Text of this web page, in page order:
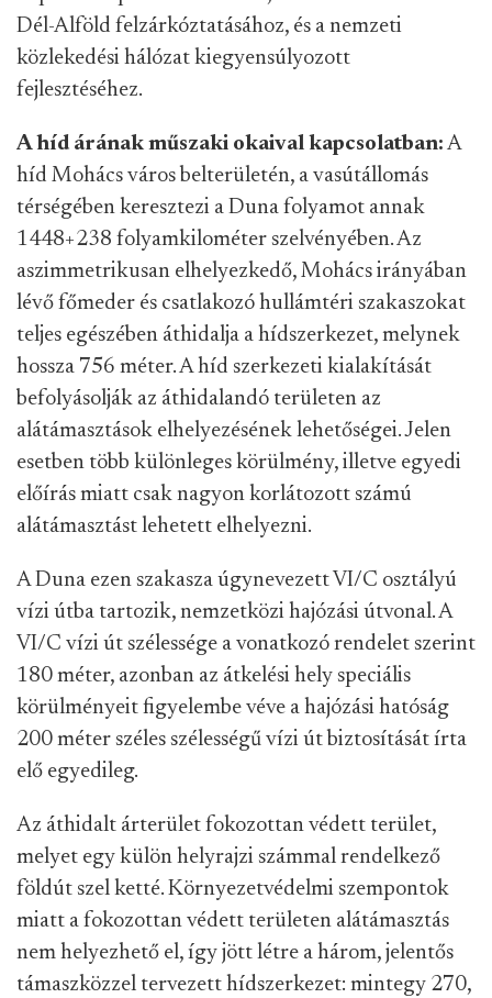
Dél-Alföld felzárkóztatásához, és a nemzeti
közlekedési hálózat kiegyensúlyozott
fejlesztéséhez.
A híd árának műszaki okaival kapcsolatban: A
híd Mohács város belterületén, a vasútállomás
térségében keresztezi a Duna folyamot annak
1448+238 folyamkilométer szelvényében. Az
aszimmetrikusan elhelyezkedő, Mohács irányában
lévő főmeder és csatlakozó hullámtéri szakaszokat
teljes egészében áthidalja a hídszerkezet, melynek
hossza 756 méter. A híd szerkezeti kialakítását
befolyásolják az áthidalandó területen az
alátámasztások elhelyezésének lehetőségei. Jelen
esetben több különleges körülmény, illetve egyedi
előírás miatt csak nagyon korlátozott számú
alátámasztást lehetett elhelyezni.
A Duna ezen szakasza úgynevezett VI/C osztályú
vízi útba tartozik, nemzetközi hajózási útvonal. A
VI/C vízi út szélessége a vonatkozó rendelet szerint
180 méter, azonban az átkelési hely speciális
körülményeit figyelembe véve a hajózási hatóság
200 méter széles szélességű vízi út biztosítását írta
elő egyedileg.
Az áthidalt árterület fokozottan védett terület,
melyet egy külön helyrajzi számmal rendelkező
földút szel ketté. Környezetvédelmi szempontok
miatt a fokozottan védett területen alátámasztás
nem helyezhető el, így jött létre a három, jelentős
támaszközzel tervezett hídszerkezet: mintegy 270,